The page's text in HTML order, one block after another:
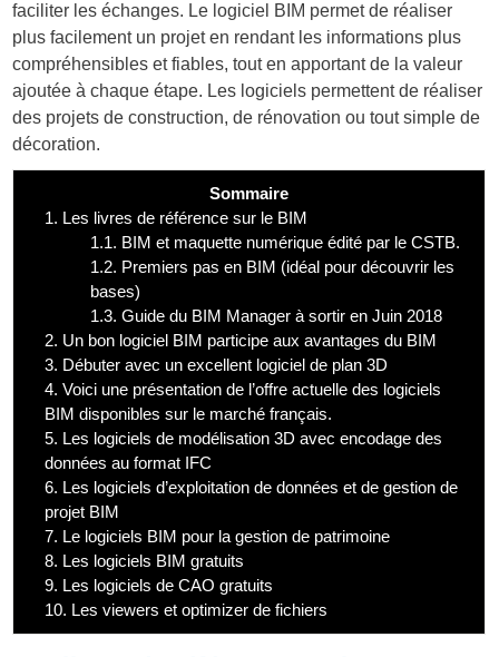
faciliter les échanges. Le logiciel BIM permet de réaliser
plus facilement un projet en rendant les informations plus
compréhensibles et fiables, tout en apportant de la valeur
ajoutée à chaque étape. Les logiciels permettent de réaliser
des projets de construction, de rénovation ou tout simple de
décoration.
Sommaire
1. Les livres de référence sur le BIM
1.1. BIM et maquette numérique édité par le CSTB.
1.2. Premiers pas en BIM (idéal pour découvrir les
bases)
1.3. Guide du BIM Manager à sortir en Juin 2018
2. Un bon logiciel BIM participe aux avantages du BIM
3. Débuter avec un excellent logiciel de plan 3D
4. Voici une présentation de l’offre actuelle des logiciels
BIM disponibles sur le marché français.
5. Les logiciels de modélisation 3D avec encodage des
données au format IFC
6. Les logiciels d’exploitation de données et de gestion de
projet BIM
7. Le logiciels BIM pour la gestion de patrimoine
8. Les logiciels BIM gratuits
9. Les logiciels de CAO gratuits
10. Les viewers et optimizer de fichiers